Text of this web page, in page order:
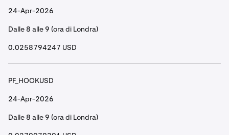
24-Apr-2026
Dalle 8 alle 9 (ora di Londra)
0.0258794247 USD
PF_HOOKUSD
24-Apr-2026
Dalle 8 alle 9 (ora di Londra)